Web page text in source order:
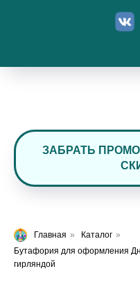
ЗАБРАТЬ
Главная » Каталог »
Бутафория для оформления
гирляндой